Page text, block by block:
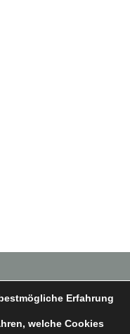
Erfahrung
welche Cookies